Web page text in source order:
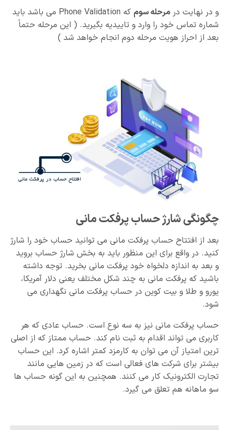
و در نهایت در مرحله سوم
که Phone Validation می باشد باید
شماره تماس خود را وارد و تاییدیه بگیرید. ( این مرحله حتماً
بعد از احراز هویت مرحله دوم انجام خواهد شد )
چگونگی شارژ حساب پرفکت مانی
بعد از افتتاح حساب پرفکت مانی می توانید حساب خود را شارژ
کنید. در واقع برای این منظور باید به بخش شارژ حساب بروید
و بعد به اندازه دلخواه خود پرفکت مانی بخرید. توجه داشته
باشید که پرفکت مانی به چند شکل مختلف یعنی دلار آمریکا،
یورو و طلا و بیت کوین در حساب پرفکت مانی نگهداری می
شود.
حساب پرفکت مانی نیز به سه نوع است. حساب عادی که هر
کاربری می تواند اقدام به ثبت نام کند. حساب ممتاز که از اصلی
ترین امتیاز آن می توان به کارمزد کمتر اشاره کرد. این حساب
بیشتر برای شرکت های فعالی است که در زمین هایی مانند
تجارت الکترونیک کار می کنند. همچنین به این گونه حساب ها
سو ماهانه هم تعلق می گیرد.